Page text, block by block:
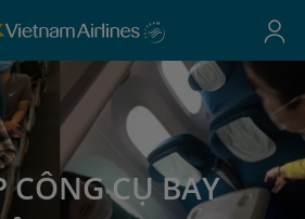
CÔNG CỤ BAY